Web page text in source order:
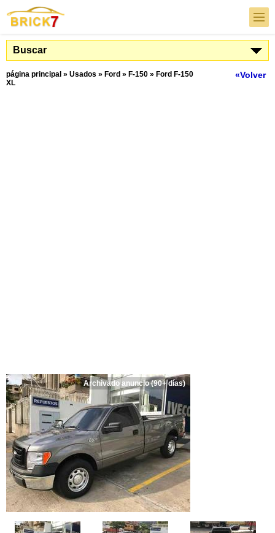
Buscar
«Volver
página principal » Usados » Ford » F-150 » Ford F-150
XL
Archivado anuncio (90+ días)